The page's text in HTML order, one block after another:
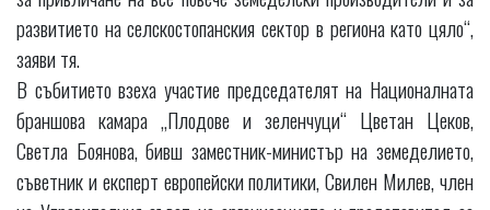
развитието на селскостопанския сектор в региона като цяло“,
заяви тя.
В събитието взеха участие председателят на Националната
браншова камара „Плодове и зеленчуци“ Цветан Цеков,
Светла Боянова, бивш заместник-министър на земеделието,
съветник и експерт европейски политики, Свилен Милев, член